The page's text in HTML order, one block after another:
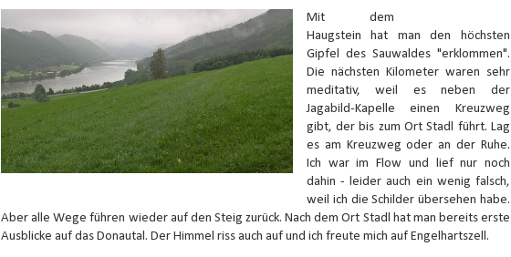
Mit dem
Haugstein hat man den höchsten
Gipfel des Sauwaldes "erklommen".
Die nächsten Kilometer waren sehr
meditativ, weil es neben der
Jagabild-Kapelle einen Kreuzweg
gibt, der bis zum Ort Stadl führt. Lag
es am Kreuzweg oder an der Ruhe.
Ich war im Flow und lief nur noch
dahin - leider auch ein wenig falsch,
weil ich die Schilder übersehen habe.
Aber alle Wege führen wieder auf den Steig zurück. Nach dem Ort Stadl hat man bereits erste
Ausblicke auf das Donautal. Der Himmel riss auch auf und ich freute mich auf Engelhartszell.